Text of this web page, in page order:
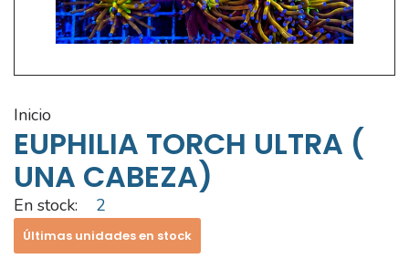
inicio
EUPHILIA TORCH ULTRA (
UNA CABEZA)
En stock: 2
Últimas unidades en stock